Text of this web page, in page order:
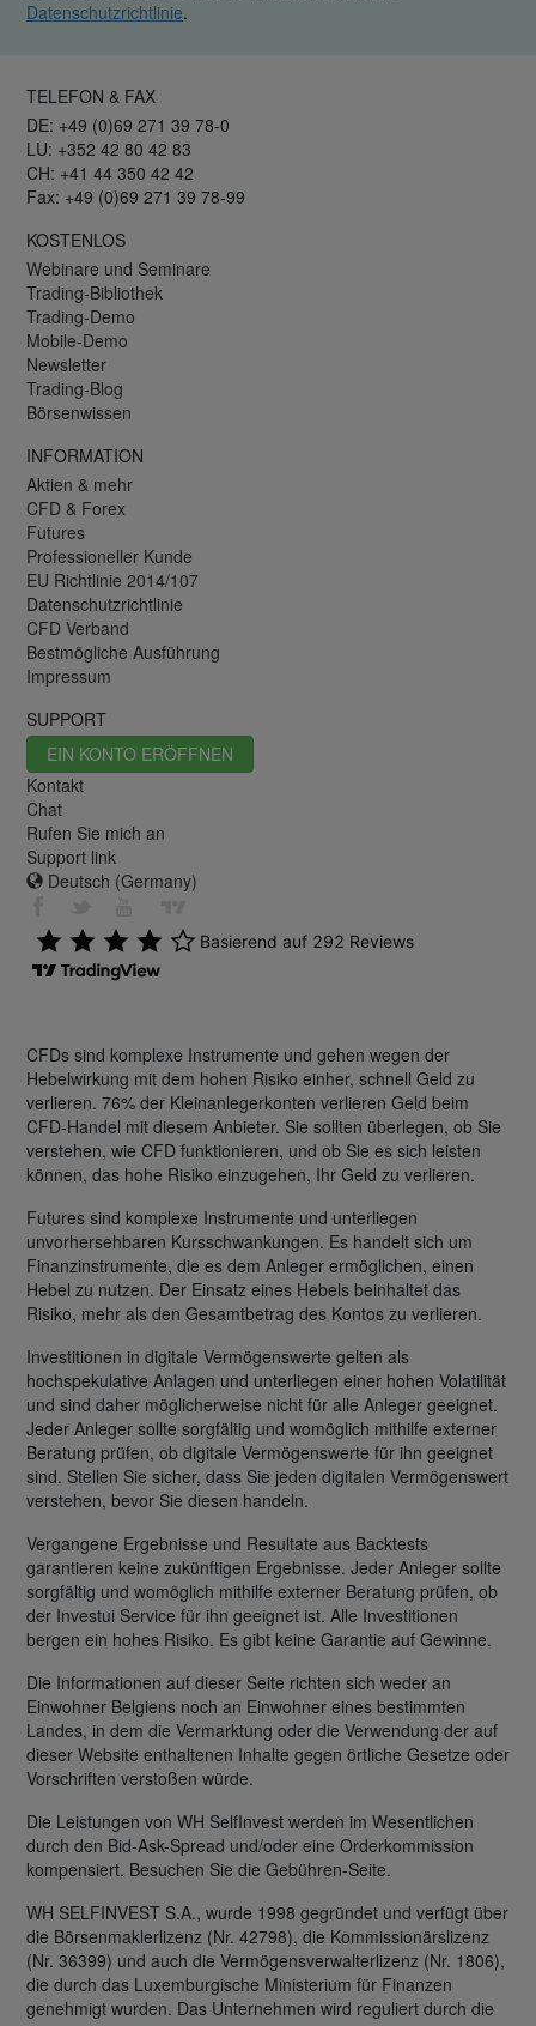
Datenschutzrichtlinie.
TELEFON & FAX
DE: +49 (0)69 271 39 78-0
LU: +352 42 80 42 83
CH: +41 44 350 42 42
Fax: +49 (0)69 271 39 78-99
KOSTENLOS
Webinare und Seminare
Trading-Bibliothek
Trading-Demo
Mobile-Demo
Newsletter
Trading-Blog
Börsenwissen
INFORMATION
Aktien & mehr
CFD & Forex
Futures
Professioneller Kunde
EU Richtlinie 2014/107
Datenschutzrichtlinie
CFD Verband
Bestmögliche Ausführung
Impressum
SUPPORT
EIN KONTO ERÖFFNEN
Kontakt
Chat
Rufen Sie mich an
Support link
Deutsch (Germany)
CFDs sind komplexe Instrumente und gehen wegen der
Hebelwirkung mit dem hohen Risiko einher, schnell Geld zu
verlieren. 76% der Kleinanlegerkonten verlieren Geld beim
CFD-Handel mit diesem Anbieter. Sie sollten überlegen, ob Sie
verstehen, wie CFD funktionieren, und ob Sie es sich leisten
können, das hohe Risiko einzugehen, Ihr Geld zu verlieren.
Futures sind komplexe Instrumente und unterliegen
unvorhersehbaren Kursschwankungen. Es handelt sich um
Finanzinstrumente, die es dem Anleger ermöglichen, einen
Hebel zu nutzen. Der Einsatz eines Hebels beinhaltet das
Risiko, mehr als den Gesamtbetrag des Kontos zu verlieren.
Investitionen in digitale Vermögenswerte gelten als
hochspekulative Anlagen und unterliegen einer hohen Volatilität
und sind daher möglicherweise nicht für alle Anleger geeignet.
Jeder Anleger sollte sorgfältig und womöglich mithilfe externer
Beratung prüfen, ob digitale Vermögenswerte für ihn geeignet
sind. Stellen Sie sicher, dass Sie jeden digitalen Vermögenswert
verstehen, bevor Sie diesen handeln.
Vergangene Ergebnisse und Resultate aus Backtests
garantieren keine zukünftigen Ergebnisse. Jeder Anleger sollte
sorgfältig und womöglich mithilfe externer Beratung prüfen, ob
der Investui Service für ihn geeignet ist. Alle Investitionen
bergen ein hohes Risiko. Es gibt keine Garantie auf Gewinne.
Die Informationen auf dieser Seite richten sich weder an
Einwohner Belgiens noch an Einwohner eines bestimmten
Landes, in dem die Vermarktung oder die Verwendung der auf
dieser Website enthaltenen Inhalte gegen örtliche Gesetze oder
Vorschriften verstoßen würde.
Die Leistungen von WH SelfInvest werden im Wesentlichen
durch den Bid-Ask-Spread und/oder eine Orderkommission
kompensiert. Besuchen Sie die Gebühren-Seite.
WH SELFINVEST S.A., wurde 1998 gegründet und verfügt über
die Börsenmaklerlizenz (Nr. 42798), die Kommissionärslizenz
(Nr. 36399) und auch die Vermögensverwalterlizenz (Nr. 1806),
die durch das Luxemburgische Ministerium für Finanzen
genehmigt wurden. Das Unternehmen wird reguliert durch die